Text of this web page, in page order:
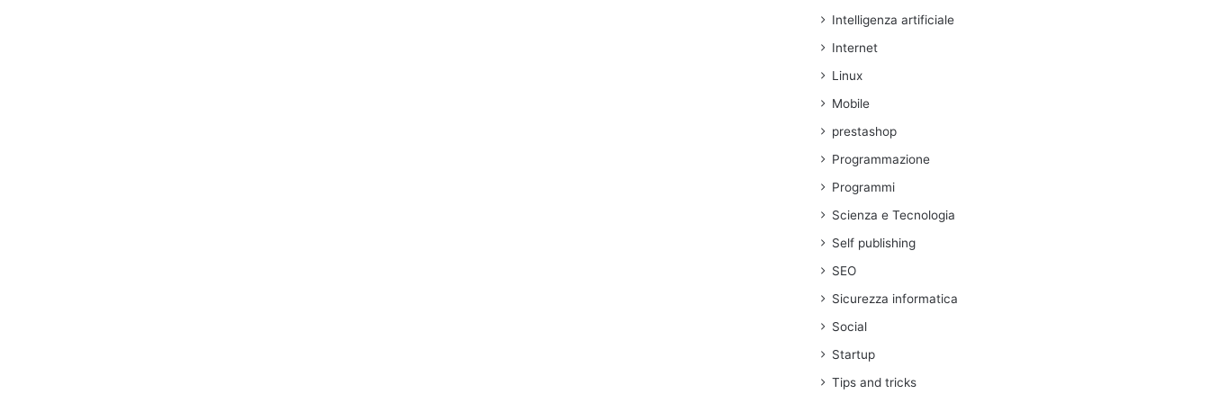
Intelligenza artificiale
Internet
Linux
Mobile
prestashop
Programmazione
Programmi
Scienza e Tecnologia
Self publishing
SEO
Sicurezza informatica
Social
Startup
Tips and tricks